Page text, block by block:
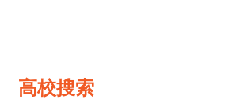
高校搜索